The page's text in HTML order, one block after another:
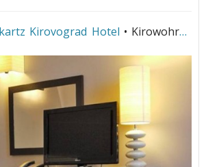
Kirovograd Hotel • Kirowohrad